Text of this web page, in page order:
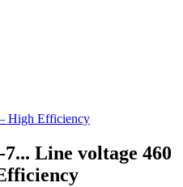
High Efficiency
Line voltage 460